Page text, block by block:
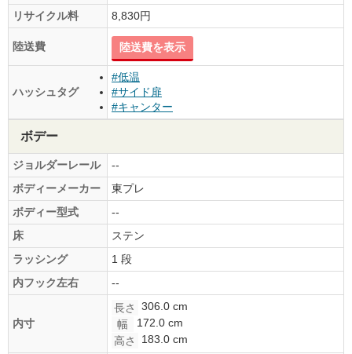
リサイクル料
8,830円
陸送費 陸送費を表示
ハッシュタグ
#低温
#サイド扉
#キャンター
ボデー
ジョルダーレール
--
ボディーメーカー
東プレ
ボディー型式
--
床
ステン
ラッシング
1 段
内フック左右
--
内寸
長さ
306.0 cm
幅
172.0 cm
高さ
183.0 cm